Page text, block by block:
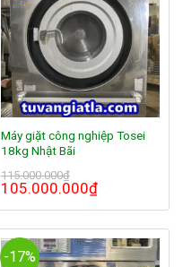
Máy giặt công nghiệp Tosei
18kg Nhật Bãi
115.000.000₫
105.000.000₫
-17%